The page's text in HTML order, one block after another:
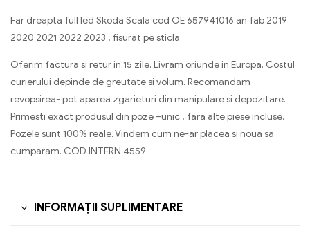
Far dreapta full led Skoda Scala cod OE 657941016 an fab 2019
2020 2021 2022 2023 , fisurat pe sticla.
Oferim factura si retur in 15 zile. Livram oriunde in Europa. Costul
curierului depinde de greutate si volum. Recomandam
revopsirea- pot aparea zgarieturi din manipulare si depozitare.
Primesti exact produsul din poze –unic , fara alte piese incluse.
Pozele sunt 100% reale. Vindem cum ne-ar placea si noua sa
cumparam. COD INTERN 4559
INFORMAȚII SUPLIMENTARE